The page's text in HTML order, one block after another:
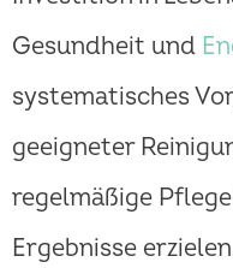
Gesundheit und
systematisches
geeigneter
regelmäßige
Ergebnisse